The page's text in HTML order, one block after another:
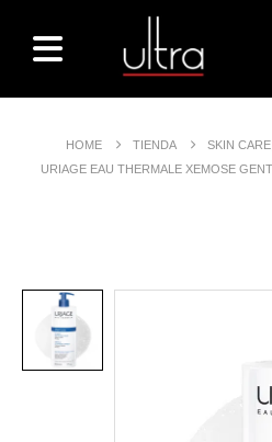
HOME TIENDA SKIN CARE
URIAGE EAU THERMALE XEMOSE